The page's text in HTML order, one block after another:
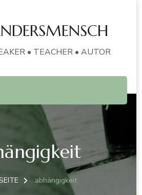
• TEACHER • AUTOR
abhängigkeit